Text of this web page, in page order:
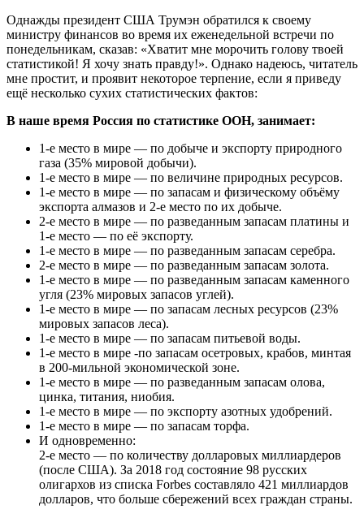
Однажды президент США Трумэн обратился к своему
министру финансов во время их еженедельной встречи по
понедельникам, сказав: «Хватит мне морочить голову твоей
статистикой! Я хочу знать правду!». Однако надеюсь, читатель
мне простит, и проявит некоторое терпение, если я приведу
ещё несколько сухих статистических фактов:
В наше время Россия по статистике ООН, занимает:
1-е место в мире — по добыче и экспорту природного
газа (35% мировой добычи).
1-е место в мире — по величине природных ресурсов.
1-е место в мире — по запасам и физическому объёму
экспорта алмазов и 2-е место по их добыче.
2-е место в мире — по разведанным запасам платины и
1-е место — по её экспорту.
1-е место в мире — по разведанным запасам серебра.
2-е место в мире — по разведанным запасам золота.
1-е место в мире — по разведанным запасам каменного
угля (23% мировых запасов углей).
1-е место в мире — по запасам лесных ресурсов (23%
мировых запасов леса).
1-е место в мире — по запасам питьевой воды.
1-е место в мире -по запасам осетровых, крабов, минтая
в 200-мильной экономической зоне.
1-е место в мире — по разведанным запасам олова,
цинка, титания, ниобия.
1-е место в мире — по экспорту азотных удобрений.
1-е место в мире — по запасам торфа.
И одновременно:
2-е место — по количеству долларовых миллиардеров
(после США). За 2018 год состояние 98 русских
олигархов из списка Forbes составляло 421 миллиардов
долларов, что больше сбережений всех граждан страны.